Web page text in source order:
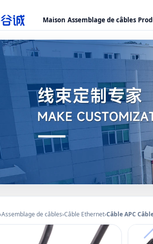
Maison Assemblage de câbles
›Assemblage de câbles›Câble Ethernet›Câble APC